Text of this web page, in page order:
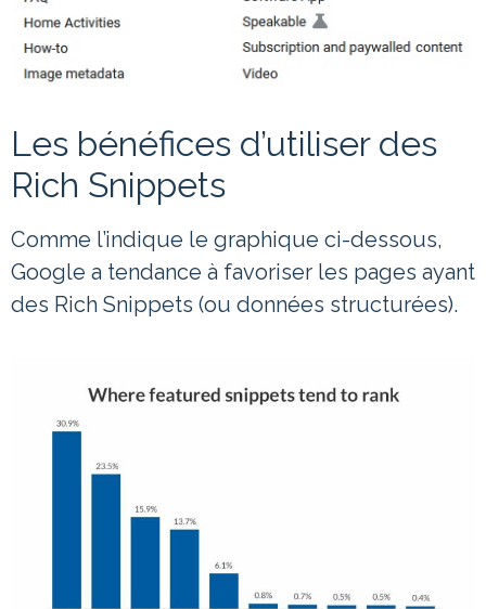
Les bénéfices d’utiliser des
Rich Snippets
Comme l’indique le graphique ci-dessous,
Google a tendance à favoriser les pages ayant
des Rich Snippets (ou données structurées).